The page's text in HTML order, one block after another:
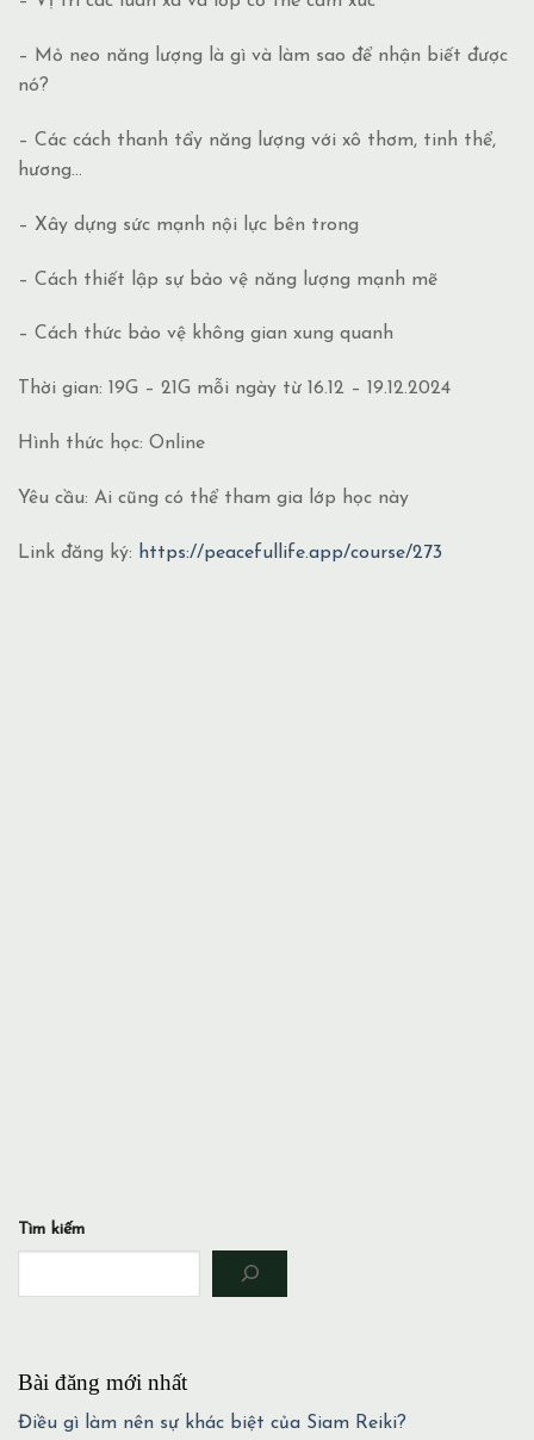
– Mỏ neo năng lượng là gì và làm sao để nhận biết được
nó?
– Các cách thanh tẩy năng lượng với xô thơm, tinh thể,
hương…
– Xây dựng sức mạnh nội lực bên trong
– Cách thiết lập sự bảo vệ năng lượng mạnh mẽ
– Cách thức bảo vệ không gian xung quanh
Thời gian: 19G – 21G mỗi ngày từ 16.12 – 19.12.2024
Hình thức học: Online
Yêu cầu: Ai cũng có thể tham gia lớp học này
Link đăng ký: https://peacefullife.app/course/273
Tìm kiếm
Bài đăng mới nhất
Điều gì làm nên sự khác biệt của Siam Reiki?